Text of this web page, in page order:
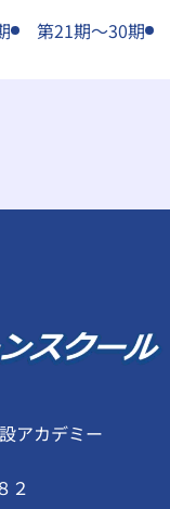
第21期～30期
アカデミー
２